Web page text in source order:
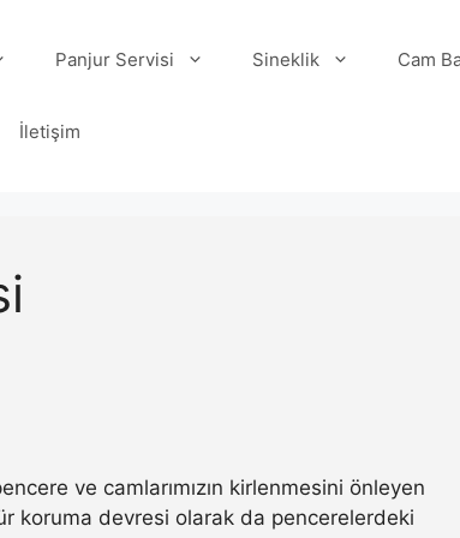
Panjur Servisi Sineklik Cam
İletişim
ve camlarımızın kirlenmesini önleyen
koruma devresi olarak da pencerelerdeki